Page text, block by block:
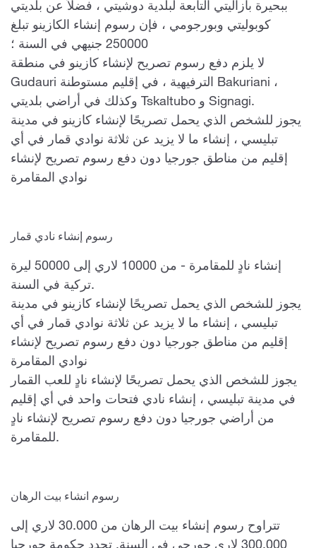
ببحيرة بازاليتي التابعة لبلدية دوشيتي ، فضلاً عن بلديتي
كوبوليتي وبورجومي ، فإن رسوم إنشاء الكازينو تبلغ
250000 جنيهي في السنة ؛
لا يلزم دفع رسوم تصريح لإنشاء كازينو في منطقة
Gudauri الترفيهية ، في إقليم مستوطنة Bakuriani ،
وكذلك في أراضي بلديتي Tskaltubo و Signagi.
يجوز للشخص الذي يحمل تصريحًا لإنشاء كازينو في مدينة
تبليسي ، إنشاء ما لا يزيد عن ثلاثة نوادي قمار في أي
إقليم من مناطق جورجيا دون دفع رسوم تصريح لإنشاء
نوادي المقامرة
رسوم إنشاء نادي قمار
إنشاء نادٍ للمقامرة - من 10000 لاري إلى 50000 ليرة
تركية في السنة.
يجوز للشخص الذي يحمل تصريحًا لإنشاء كازينو في مدينة
تبليسي ، إنشاء ما لا يزيد عن ثلاثة نوادي قمار في أي
إقليم من مناطق جورجيا دون دفع رسوم تصريح لإنشاء
نوادي المقامرة
يجوز للشخص الذي يحمل تصريحًا لإنشاء نادٍ للعب القمار
في مدينة تبليسي ، إنشاء نادي فتحات واحد في أي إقليم
من أراضي جورجيا دون دفع رسوم تصريح لإنشاء نادٍ
للمقامرة.
رسوم انشاء بيت الرهان
تتراوح رسوم إنشاء بيت الرهان من 30.000 لاري إلى